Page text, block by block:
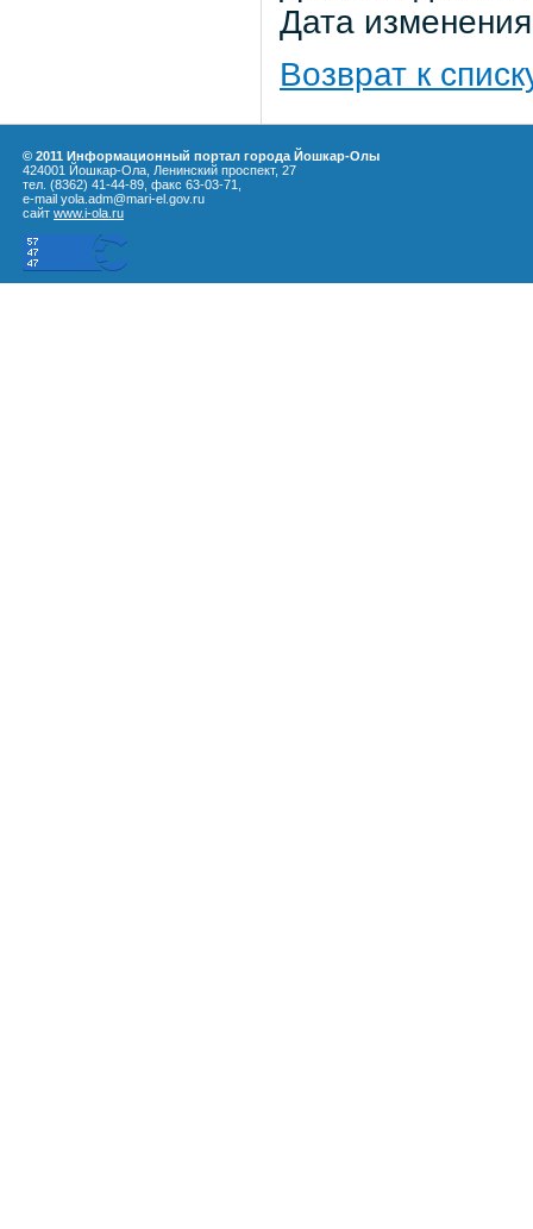
Дата
Возврат к
© 2011 Информационный портал города Йошкар-Олы
424001 Йошкар-Ола, Ленинский проспект, 27
тел. (8362) 41-44-89, факс 63-03-71,
e-mail yola.adm@mari-el.gov.ru
сайт www.i-ola.ru